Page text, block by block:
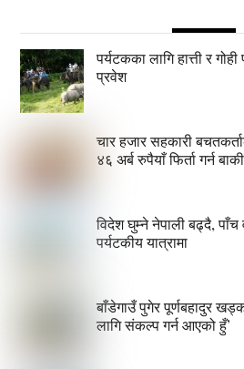
पर्यटकका लागि हात्ती र
प्रवेश
चार हजार सहकारी
४६ अर्ब रुपैयाँ फिर्ता गर्न बाकी
विदेश घुम्ने नेपाली बढ्दै, पाँच
पर्यटकीय यात्रामा
बाँडेगाउँ पुगेर पूर्णबहादुर
लागि संकल्प गर्न आएको हुँ’